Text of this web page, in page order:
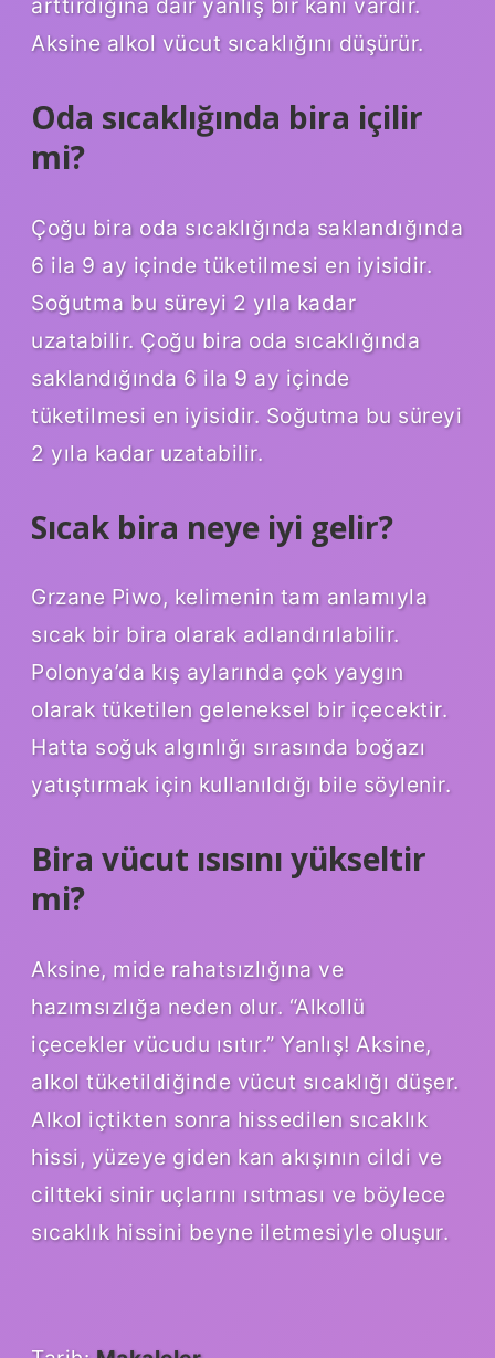
Aksine alkol vücut sıcaklığını düşürür.
Oda sıcaklığında bira içilir
mi?
Çoğu bira oda sıcaklığında saklandığında
6 ila 9 ay içinde tüketilmesi en iyisidir.
Soğutma bu süreyi 2 yıla kadar
uzatabilir. Çoğu bira oda sıcaklığında
saklandığında 6 ila 9 ay içinde
tüketilmesi en iyisidir. Soğutma bu süreyi
2 yıla kadar uzatabilir.
Sıcak bira neye iyi gelir?
Grzane Piwo, kelimenin tam anlamıyla
sıcak bir bira olarak adlandırılabilir.
Polonya’da kış aylarında çok yaygın
olarak tüketilen geleneksel bir içecektir.
Hatta soğuk algınlığı sırasında boğazı
yatıştırmak için kullanıldığı bile söylenir.
Bira vücut ısısını yükseltir
mi?
Aksine, mide rahatsızlığına ve
hazımsızlığa neden olur. “Alkollü
içecekler vücudu ısıtır.” Yanlış! Aksine,
alkol tüketildiğinde vücut sıcaklığı düşer.
Alkol içtikten sonra hissedilen sıcaklık
hissi, yüzeye giden kan akışının cildi ve
ciltteki sinir uçlarını ısıtması ve böylece
sıcaklık hissini beyne iletmesiyle oluşur.